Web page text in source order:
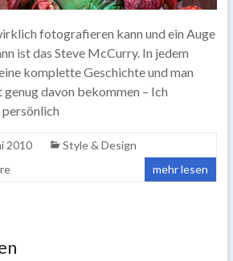
fotografieren kann und ein Auge
ist das Steve McCurry. In jedem
komplette Geschichte und man
davon bekommen – Ich
2010
Style & Design
mehr lesen